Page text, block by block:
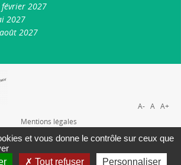
2027
2027
2027
Mentions légales
Plan du site
Nous contacter
A- A A+
et vous donne le contrôle sur ceux que
Tout refuser Personnaliser